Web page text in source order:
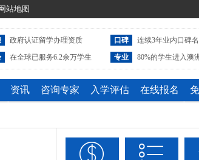
网站地图
政府认证留学办理资质 口碑
连续3年业内口碑
在全球已服务6.2余万学生 专业 80%的学生进入澳
资讯 咨询专家 入学评估 在线报名